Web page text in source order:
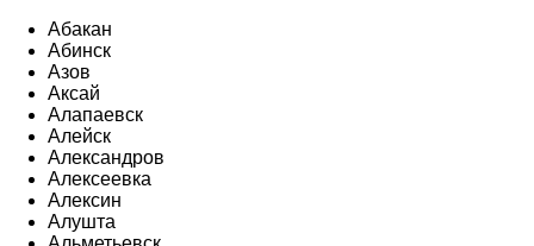
Абакан
Абинск
Азов
Аксай
Алапаевск
Алейск
Александров
Алексеевка
Алексин
Алушта